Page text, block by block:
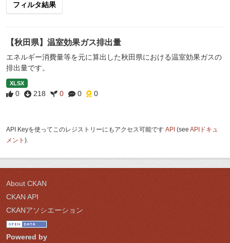
フィルタ結果
【秋田県】温室効果ガス排出量
エネルギー消費量等を元に算出した秋田県における温室効果ガスの
排出量です。
XLSX
0 218 0 0 0
API Keyを使ってこのレジストリーにもアクセス可能です API (see APIドキュ
メント ).
About CKAN
CKAN API
CKANアソシエーション
Powered by